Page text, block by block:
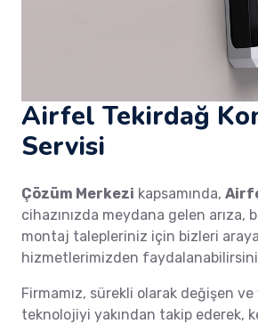
Airfel Tekirdağ
Servisi
Çözüm Merkezi kapsamında,
cihazınızda meydana gelen arıza,
montaj talepleriniz için bizleri
hizmetlerimizden
Firmamız, sürekli olarak değişen
teknolojiyi yakından takip ederek,